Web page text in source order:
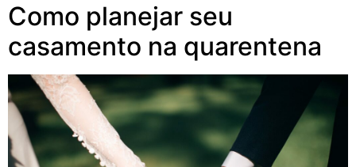
Como planejar seu
casamento na quarentena